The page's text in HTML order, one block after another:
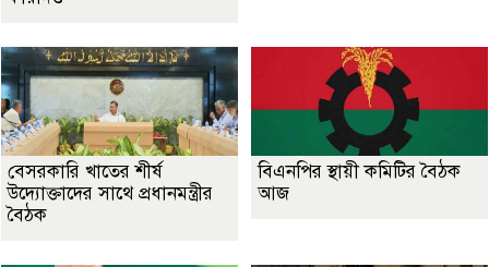
বেসরকারি খাতের শীর্ষ
উদ্যোক্তাদের সাথে প্রধানমন্ত্রীর
বৈঠক
বিএনপির স্থায়ী কমিটির বৈঠক
আজ